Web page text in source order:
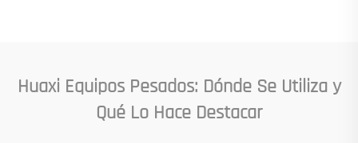
Huaxi Equipos Pesados: Dónde Se Utiliza y
Qué Lo Hace Destacar